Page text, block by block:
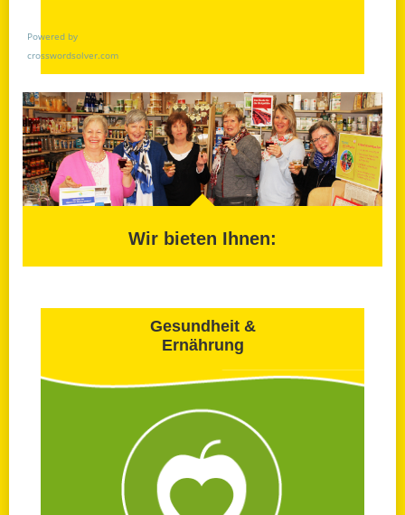
Powered by
crosswordsolver.com
Wir bieten Ihnen:
Gesundheit &
Ernährung